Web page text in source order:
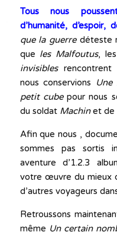
Tous nous
d’humanité, d’espoir,
que la guerredéteste
que les Malfoutus, les
invisiblesrencontrent
nous conservions
Une
petit cubepour nous
du soldat Machinet de
Afin que nous ,
sommes pas sortis
aventure d’1.2.3
votre œuvre du mieux
d’autres voyageurs
Retroussons
même Un certain